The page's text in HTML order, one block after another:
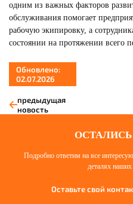
одним из важных факторов
обслуживания помогает
рабочую экипировку, а
состоянии на протяжении всего
Обновлено:
02.07.2026
предыдущая
новость
Подробно ответим на все
деталях наших
Оставьте свой